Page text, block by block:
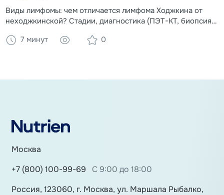
Виды лимфомы: чем отличается лимфома Ходжкина от
неходжкинской? Стадии, диагностика (ПЭТ-КТ, биопсия),
поддержки в восстановлении.
7 минут 0
Москва
+7 (800) 100-99-69
С 9:00 до 18:00
Россия, 123060, г. Москва, ул. Маршала Рыбалко,